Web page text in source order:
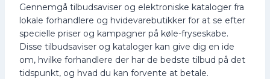
Gennemgå tilbudsaviser og elektroniske kataloger fra
lokale forhandlere og hvidevarebutikker for at se efter
specielle priser og kampagner på køle-fryseskabe.
Disse tilbudsaviser og kataloger kan give dig en ide
om, hvilke forhandlere der har de bedste tilbud på det
tidspunkt, og hvad du kan forvente at betale.